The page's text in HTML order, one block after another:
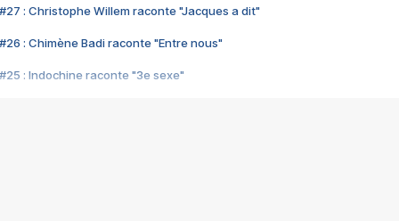
#27 : Christophe Willem raconte "Jacques a dit"
#26 : Chimène Badi raconte "Entre nous"
#25 : Indochine raconte "3e sexe"